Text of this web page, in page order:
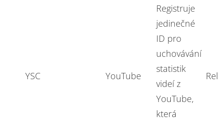
YSC YouTube
Registruje
jedinečné
ID pro
uchovávání
statistik
videí z
YouTube,
která